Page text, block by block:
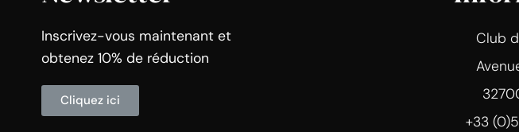
Inscrivez-vous maintenant et
obtenez 10% de réduction
Cliquez ici
Club
+33